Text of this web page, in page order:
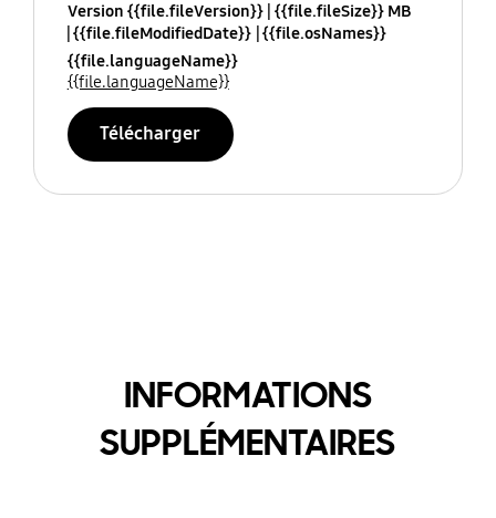
Version {{file.fileVersion}} {{file.fileSize}} MB
{{file.fileModifiedDate}} {{file.osNames}}
{{file.languageName}}
{{file.languageName}}
Télécharger
INFORMATIONS
SUPPLÉMENTAIRES